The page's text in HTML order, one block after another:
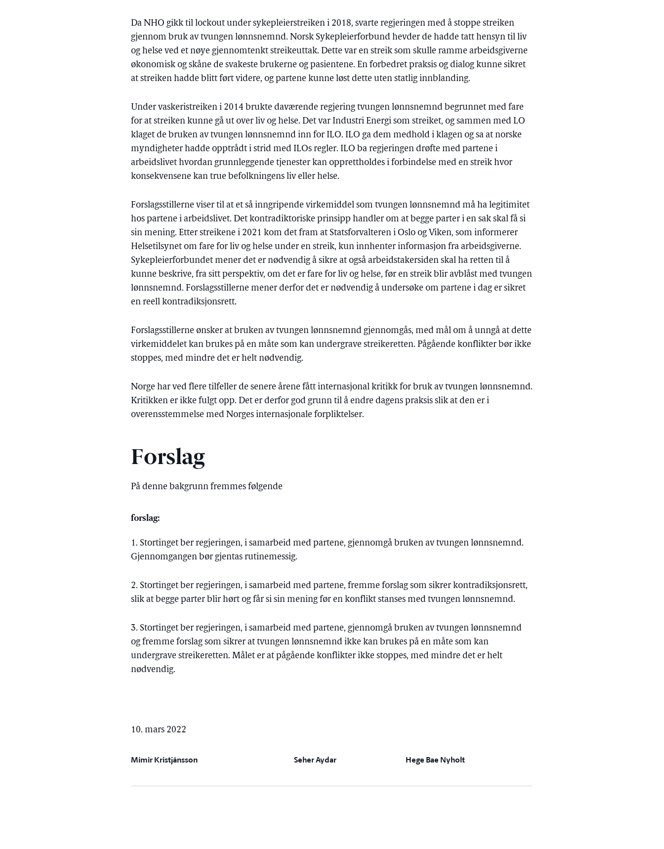
Da NHO gikk til lockout under sykepleierstreiken i 2018, svarte regjeringen med å stoppe streiken
gjennom bruk av tvungen lønnsnemnd. Norsk Sykepleierforbund hevder de hadde tatt hensyn til liv
og helse ved et nøye gjennomtenkt streikeuttak. Dette var en streik som skulle ramme arbeidsgiverne
økonomisk og skåne de svakeste brukerne og pasientene. En forbedret praksis og dialog kunne sikret
at streiken hadde blitt ført videre, og partene kunne løst dette uten statlig innblanding.
Under vaskeristreiken i 2014 brukte daværende regjering tvungen lønnsnemnd begrunnet med fare
for at streiken kunne gå ut over liv og helse. Det var Industri Energi som streiket, og sammen med LO
klaget de bruken av tvungen lønnsnemnd inn for ILO. ILO ga dem medhold i klagen og sa at norske
myndigheter hadde opptrådt i strid med ILOs regler. ILO ba regjeringen drøfte med partene i
arbeidslivet hvordan grunnleggende tjenester kan opprettholdes i forbindelse med en streik hvor
konsekvensene kan true befolkningens liv eller helse.
Forslagsstillerne viser til at et så inngripende virkemiddel som tvungen lønnsnemnd må ha legitimitet
hos partene i arbeidslivet. Det kontradiktoriske prinsipp handler om at begge parter i en sak skal få si
sin mening. Etter streikene i 2021 kom det fram at Statsforvalteren i Oslo og Viken, som informerer
Helsetilsynet om fare for liv og helse under en streik, kun innhenter informasjon fra arbeidsgiverne.
Sykepleierforbundet mener det er nødvendig å sikre at også arbeidstakersiden skal ha retten til å
kunne beskrive, fra sitt perspektiv, om det er fare for liv og helse, før en streik blir avblåst med tvungen
lønnsnemnd. Forslagsstillerne mener derfor det er nødvendig å undersøke om partene i dag er sikret
en reell kontradiksjonsrett.
Forslagsstillerne ønsker at bruken av tvungen lønnsnemnd gjennomgås, med mål om å unngå at dette
virkemiddelet kan brukes på en måte som kan undergrave streikeretten. Pågående konflikter bør ikke
stoppes, med mindre det er helt nødvendig.
Norge har ved flere tilfeller de senere årene fått internasjonal kritikk for bruk av tvungen lønnsnemnd.
Kritikken er ikke fulgt opp. Det er derfor god grunn til å endre dagens praksis slik at den er i
overensstemmelse med Norges internasjonale forpliktelser.
Forslag
På denne bakgrunn fremmes følgende
forslag:
1. Stortinget ber regjeringen, i samarbeid med partene, gjennomgå bruken av tvungen lønnsnemnd.
Gjennomgangen bør gjentas rutinemessig.
2. Stortinget ber regjeringen, i samarbeid med partene, fremme forslag som sikrer kontradiksjonsrett,
slik at begge parter blir hørt og får si sin mening før en konflikt stanses med tvungen lønnsnemnd.
3. Stortinget ber regjeringen, i samarbeid med partene, gjennomgå bruken av tvungen lønnsnemnd
og fremme forslag som sikrer at tvungen lønnsnemnd ikke kan brukes på en måte som kan
undergrave streikeretten. Målet er at pågående konflikter ikke stoppes, med mindre det er helt
nødvendig.
10. mars 2022
Mímir Kristjánsson Seher Aydar Hege Bae Nyholt